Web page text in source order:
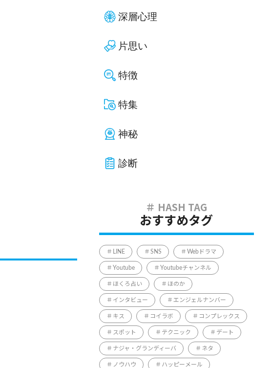
深層心理
片思い
特徴
特集
神秘
診断
おすすめタグ
LINE SNS Webドラマ
Youtube Youtubeチャンネル
ほくろ占い ほのか
インタビュー エンジェルナンバー
キス コイラボ コンプレックス
スポット テクニック デート
ナジャ・グランディーバ ネタ
ノウハウ ハッピーメール